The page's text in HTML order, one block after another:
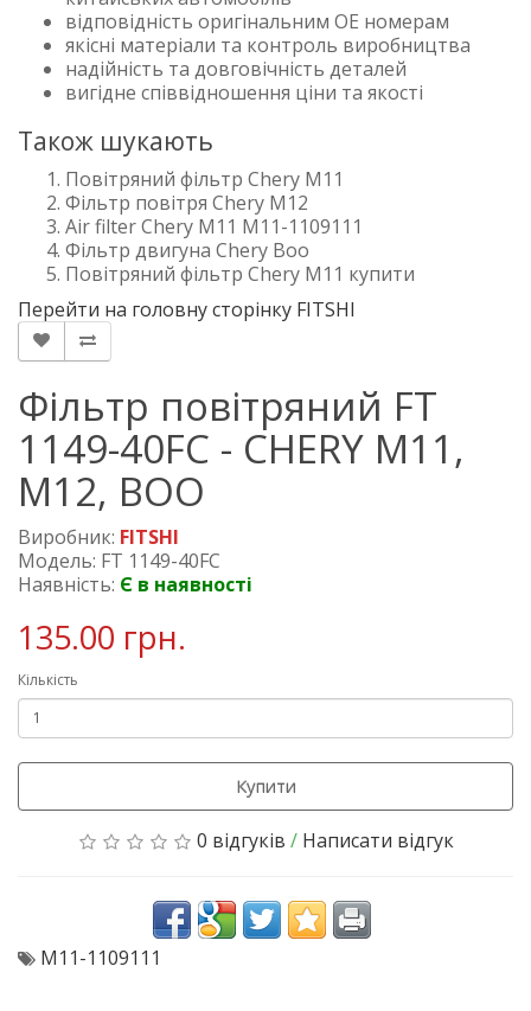
відповідність оригінальним OE номерам
якісні матеріали та контроль виробництва
надійність та довговічність деталей
вигідне співвідношення ціни та якості
Також шукають
Повітряний фільтр Chery M11
Фільтр повітря Chery M12
Air filter Chery M11 M11-1109111
Фільтр двигуна Chery Boo
Повітряний фільтр Chery M11 купити
Перейти на головну сторінку FITSHI
Фільтр повітряний FT
1149-40FC - CHERY M11,
M12, BOO
Виробник: FITSHI
Модель: FT 1149-40FC
Наявність: Є в наявності
135.00 грн.
Кількість
Купити
0 відгуків / Написати відгук
M11-1109111